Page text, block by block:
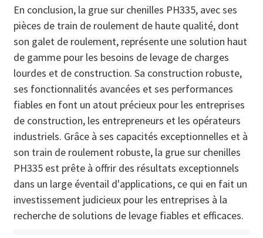
En conclusion, la grue sur chenilles PH335, avec ses
pièces de train de roulement de haute qualité, dont
son galet de roulement, représente une solution haut
de gamme pour les besoins de levage de charges
lourdes et de construction. Sa construction robuste,
ses fonctionnalités avancées et ses performances
fiables en font un atout précieux pour les entreprises
de construction, les entrepreneurs et les opérateurs
industriels. Grâce à ses capacités exceptionnelles et à
son train de roulement robuste, la grue sur chenilles
PH335 est prête à offrir des résultats exceptionnels
dans un large éventail d'applications, ce qui en fait un
investissement judicieux pour les entreprises à la
recherche de solutions de levage fiables et efficaces.